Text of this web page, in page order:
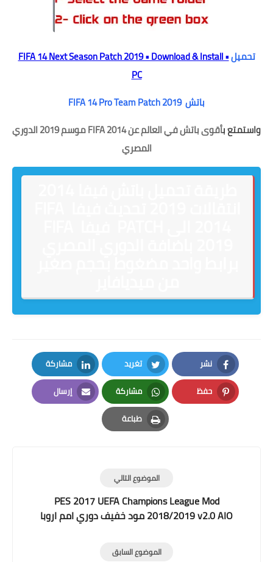
تحميلFIFA 14 Next Season Patch 2019 • Download & Install •
PC
باتش FIFA 14 Pro Team Patch 2019
واستمتع ب
أقوى باتش في العالم عن FIFA 2014 موسم 2019 الدوري
المصري
نشر
Facebook
تغريد
Twitter
مشاركة
LinkedIn
حفظ
Pinterest
مشاركة
Whatsapp
إرسال
Email
طباعة
Print
الموضوع التالي
PES 2017 UEFA Champions League Mod
2018/2019 v2.0 AIO مود خفيف دوري امم اروبا
الموضوع السابق